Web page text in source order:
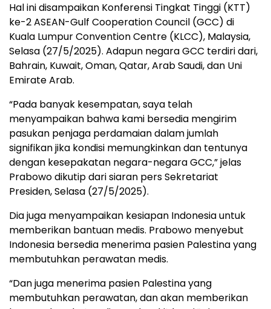
Hal ini disampaikan Konferensi Tingkat Tinggi (KTT)
ke-2 ASEAN-Gulf Cooperation Council (GCC) di
Kuala Lumpur Convention Centre (KLCC), Malaysia,
Selasa (27/5/2025). Adapun negara GCC terdiri dari,
Bahrain, Kuwait, Oman, Qatar, Arab Saudi, dan Uni
Emirate Arab.
“Pada banyak kesempatan, saya telah
menyampaikan bahwa kami bersedia mengirim
pasukan penjaga perdamaian dalam jumlah
signifikan jika kondisi memungkinkan dan tentunya
dengan kesepakatan negara-negara GCC,” jelas
Prabowo dikutip dari siaran pers Sekretariat
Presiden, Selasa (27/5/2025).
Dia juga menyampaikan kesiapan Indonesia untuk
memberikan bantuan medis. Prabowo menyebut
Indonesia bersedia menerima pasien Palestina yang
membutuhkan perawatan medis.
“Dan juga menerima pasien Palestina yang
membutuhkan perawatan, dan akan memberikan